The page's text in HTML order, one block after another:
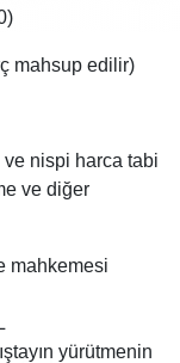
mahsup edilir)
nispi harca tabi
ve diğer
mahkemesi
yürütmenin